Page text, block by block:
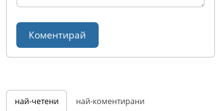
най-четени най-коментирани